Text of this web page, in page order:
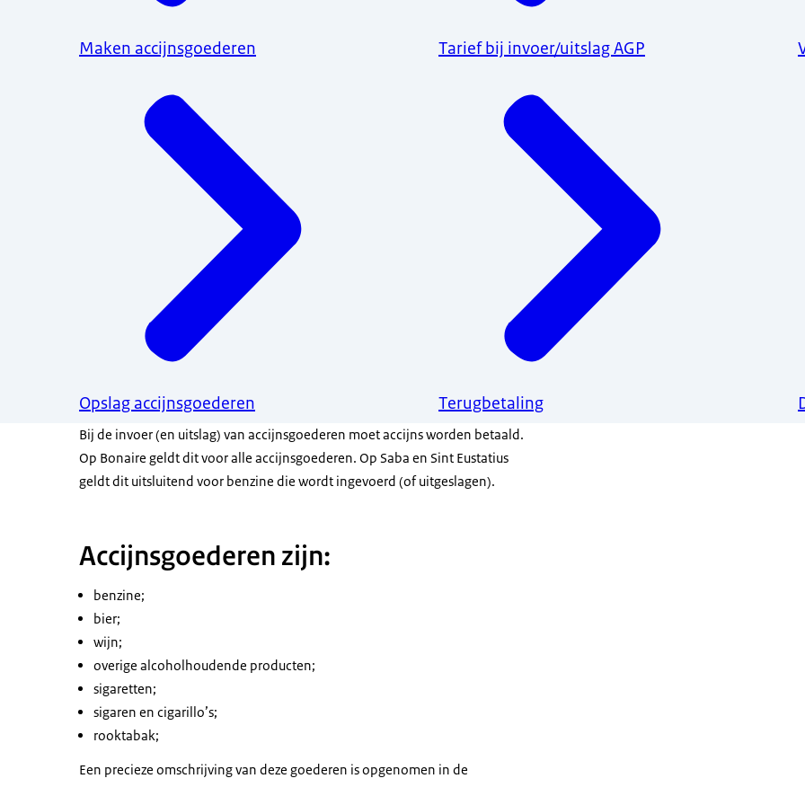
Maken accijnsgoederen
Opslag accijnsgoederen
Tarief bij invoer/uitslag AGP
Terugbetaling
Bij de invoer (en uitslag) van accijnsgoederen moet accijns worden betaald.
Op Bonaire geldt dit voor alle accijnsgoederen. Op Saba en Sint Eustatius
geldt dit uitsluitend voor benzine die wordt ingevoerd (of uitgeslagen).
Accijnsgoederen zijn:
benzine;
bier;
wijn;
overige alcoholhoudende producten;
sigaretten;
sigaren en cigarillo’s;
rooktabak;
Een precieze omschrijving van deze goederen is opgenomen in de